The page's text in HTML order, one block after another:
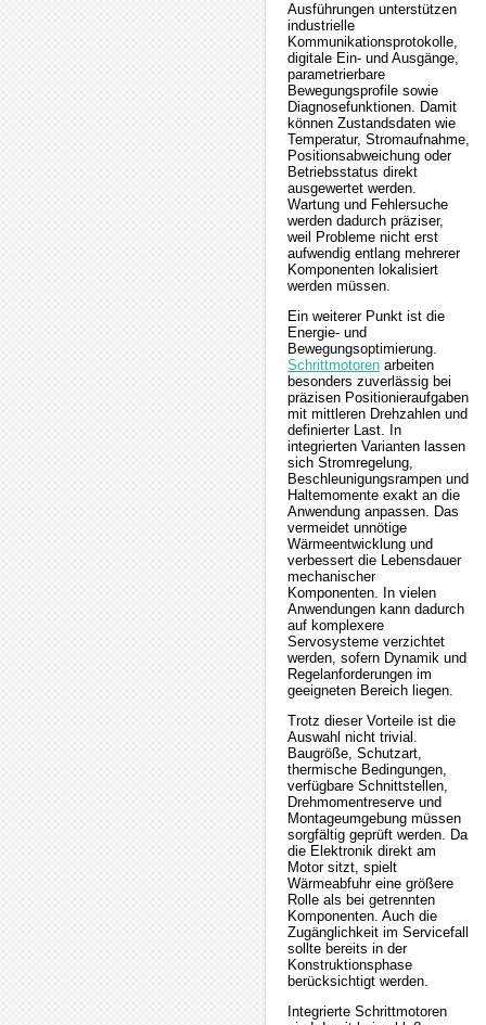
Ausführungen unterstützen
industrielle
Kommunikationsprotokolle,
digitale Ein- und Ausgänge,
parametrierbare
Bewegungsprofile sowie
Diagnosefunktionen. Damit
können Zustandsdaten wie
Temperatur, Stromaufnahme,
Positionsabweichung oder
Betriebsstatus direkt
ausgewertet werden.
Wartung und Fehlersuche
werden dadurch präziser,
weil Probleme nicht erst
aufwendig entlang mehrerer
Komponenten lokalisiert
werden müssen.
Ein weiterer Punkt ist die
Energie- und
Bewegungsoptimierung.
Schrittmotoren arbeiten
besonders zuverlässig bei
präzisen Positionieraufgaben
mit mittleren Drehzahlen und
definierter Last. In
integrierten Varianten lassen
sich Stromregelung,
Beschleunigungsrampen und
Haltemomente exakt an die
Anwendung anpassen. Das
vermeidet unnötige
Wärmeentwicklung und
verbessert die Lebensdauer
mechanischer
Komponenten. In vielen
Anwendungen kann dadurch
auf komplexere
Servosysteme verzichtet
werden, sofern Dynamik und
Regelanforderungen im
geeigneten Bereich liegen.
Trotz dieser Vorteile ist die
Auswahl nicht trivial.
Baugröße, Schutzart,
thermische Bedingungen,
verfügbare Schnittstellen,
Drehmomentreserve und
Montageumgebung müssen
sorgfältig geprüft werden. Da
die Elektronik direkt am
Motor sitzt, spielt
Wärmeabfuhr eine größere
Rolle als bei getrennten
Komponenten. Auch die
Zugänglichkeit im Servicefall
sollte bereits in der
Konstruktionsphase
berücksichtigt werden.
Integrierte Schrittmotoren